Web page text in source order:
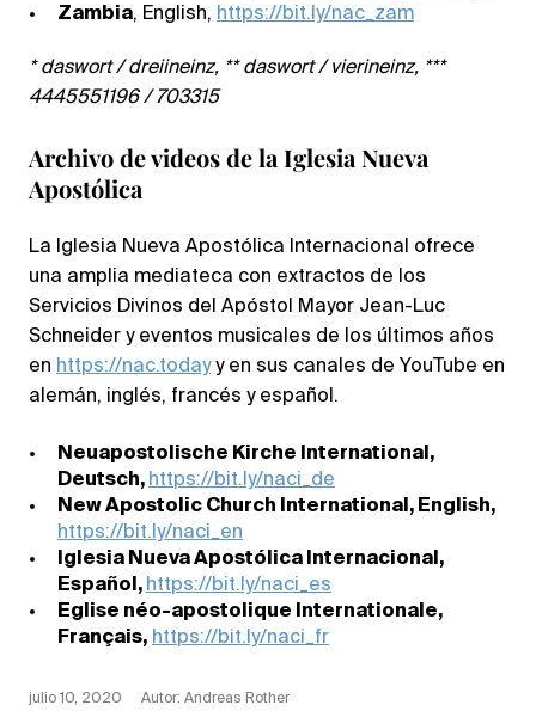
Zambia, English, https://bit.ly/nac_zam
* daswort / dreiineinz, ** daswort / vierineinz, ***
4445551196 / 703315
Archivo de videos de la Iglesia Nueva
Apostólica
La Iglesia Nueva Apostólica Internacional ofrece
una amplia mediateca con extractos de los
Servicios Divinos del Apóstol Mayor Jean-Luc
Schneider y eventos musicales de los últimos años
en https://nac.todayy en sus canales de YouTube en
alemán, inglés, francés y español.
Neuapostolische Kirche International,
Deutsch, https://bit.ly/naci_de
New Apostolic Church International, English,
https://bit.ly/naci_en
Iglesia Nueva Apostólica Internacional,
Español, https://bit.ly/naci_es
Eglise néo-apostolique Internationale,
Français, https://bit.ly/naci_fr
julio 10, 2020 Autor: Andreas Rother